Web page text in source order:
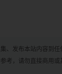
、发布本站内容到任
考，请勿直接商用或